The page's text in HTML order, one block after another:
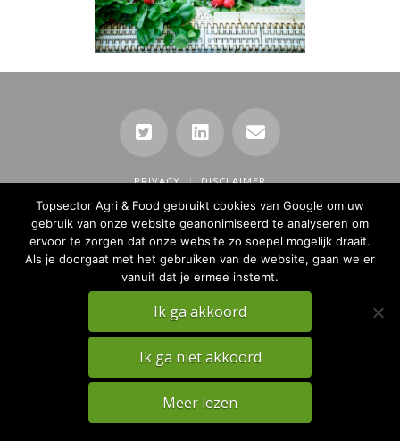
PRIVACY DISCLAIMER
TKI Agri & Food Website
Topsector Agri & Food gebruikt cookies van Google om uw
gebruik van onze website geanonimiseerd te analyseren om
ervoor te zorgen dat onze website zo soepel mogelijk draait.
Als je doorgaat met het gebruiken van de website, gaan we er
vanuit dat je ermee instemt.
Ik ga akkoord
Ik ga niet akkoord
Meer lezen